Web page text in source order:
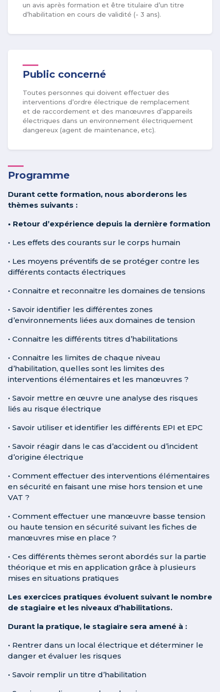
un avis après formation et être titulaire d’un titre
d’habilitation en cours de validité (- 3 ans).
Public concerné
Toutes personnes qui doivent effectuer des
interventions d’ordre électrique de remplacement
et de raccordement et des manœuvres d’appareils
électriques dans un environnement électriquement
dangereux (agent de maintenance, etc).
Programme
Durant cette formation, nous aborderons les
thèmes suivants :
• Retour d’expérience depuis la dernière formation
• Les effets des courants sur le corps humain
• Les moyens préventifs de se protéger contre les
différents contacts électriques
• Connaitre et reconnaitre les domaines de tensions
• Savoir identifier les différentes zones
d’environnements liées aux domaines de tension
• Connaitre les différents titres d’habilitations
• Connaitre les limites de chaque niveau
d’habilitation, quelles sont les limites des
interventions élémentaires et les manœuvres ?
• Savoir mettre en œuvre une analyse des risques
liés au risque électrique
• Savoir utiliser et identifier les différents EPI et EPC
• Savoir réagir dans le cas d’accident ou d’incident
d’origine électrique
• Comment effectuer des interventions élémentaires
en sécurité en faisant une mise hors tension et une
VAT ?
• Comment effectuer une manœuvre basse tension
ou haute tension en sécurité suivant les fiches de
manœuvres mise en place ?
• Ces différents thèmes seront abordés sur la partie
théorique et mis en application grâce à plusieurs
mises en situations pratiques
Les exercices pratiques évoluent suivant le nombre
de stagiaire et les niveaux d’habilitations.
Durant la pratique, le stagiaire sera amené à :
• Rentrer dans un local électrique et déterminer le
danger et évaluer les risques
• Savoir remplir un titre d’habilitation